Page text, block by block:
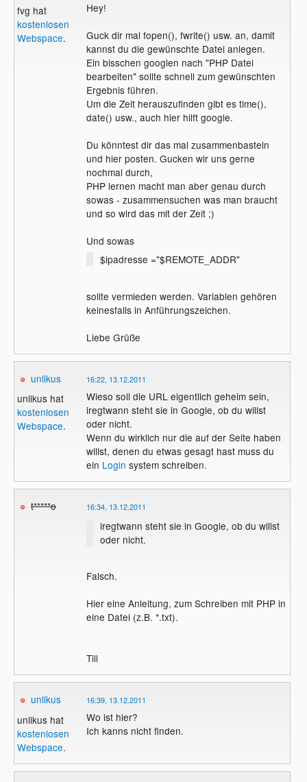
fvg hat
kostenlosen
Webspace.
Hey!
Guck dir mal fopen(), fwrite() usw. an, damit
kannst du die gewünschte Datei anlegen.
Ein bisschen googlen nach "PHP Datei
bearbeiten" sollte schnell zum gewünschten
Ergebnis führen.
Um die Zeit herauszufinden gibt es time(),
date() usw., auch hier hilft google.
Du könntest dir das mal zusammenbasteln
und hier posten. Gucken wir uns gerne
nochmal durch,
PHP lernen macht man aber genau durch
sowas - zusammensuchen was man braucht
und so wird das mit der Zeit ;)
Und sowas
$ipadresse ="$REMOTE_ADDR"
sollte vermieden werden. Variablen gehören
keinesfalls in Anführungszeichen.
Liebe Grüße
unlikus
unlikus hat
kostenlosen
Webspace.
16:22, 13.12.2011
Wieso soll die URL eigentlich geheim sein,
iregtwann steht sie in Google, ob du willst
oder nicht.
Wenn du wirklich nur die auf der Seite haben
willst, denen du etwas gesagt hast muss du
ein Login system schreiben.
t*****o 16:34, 13.12.2011
iregtwann steht sie in Google, ob du willst
oder nicht.
Falsch.
Hier eine Anleitung, zum Schreiben mit PHP in
eine Datei (z.B. *.txt).
Till
unlikus
unlikus hat
kostenlosen
Webspace.
16:39, 13.12.2011
Wo ist hier?
Ich kanns nicht finden.